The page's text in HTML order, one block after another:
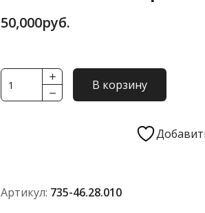
50,000руб.
Количество
товара
В корзину
Артикул: 735-46.28.010